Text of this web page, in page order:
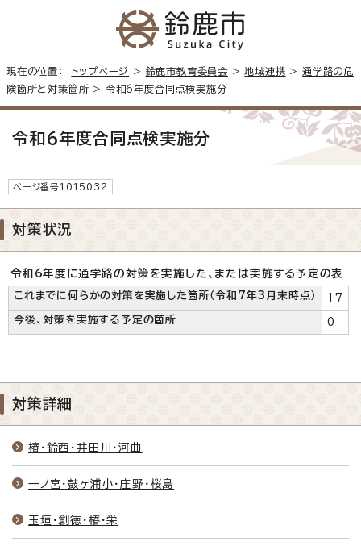
現在の位置： トップページ > 鈴鹿市教育委員会 >地域連携 >通学路の危
険箇所と対策箇所 > 令和6年度合同点検実施分
令和6年度合同点検実施分
ページ番号1015032
対策状況
令和6年度に通学路の対策を実施した、または実施する予定の表
これまでに何らかの対策を実施した箇所（令和7年3月末時点） 17
今後、対策を実施する予定の箇所 0
対策詳細
椿・鈴西・井田川・河曲
一ノ宮・鼓ヶ浦小・庄野・桜島
玉垣・創徳・椿・栄